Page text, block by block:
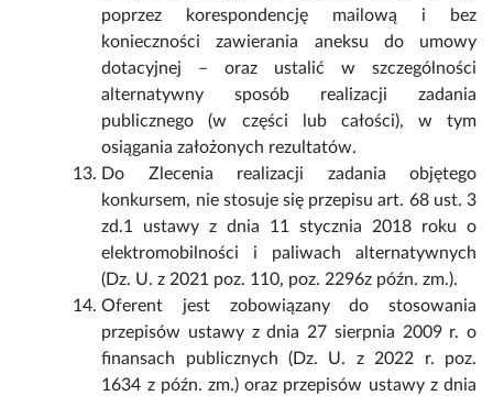
poprzez korespondencję mailową i bez
konieczności zawierania aneksu do umowy
dotacyjnej – oraz ustalić w szczególności
alternatywny sposób realizacji zadania
publicznego (w części lub całości), w tym
osiągania założonych rezultatów.
Do Zlecenia realizacji zadania objętego
konkursem, nie stosuje się przepisu art. 68 ust. 3
zd.1 ustawy z dnia 11 stycznia 2018 roku o
elektromobilności i paliwach alternatywnych
(Dz. U. z 2021 poz. 110, poz. 2296z późn. zm.).
Oferent jest zobowiązany do stosowania
przepisów ustawy z dnia 27 sierpnia 2009 r. o
finansach publicznych (Dz. U. z 2022 r. poz.
1634 z późn. zm.) oraz przepisów ustawy z dnia